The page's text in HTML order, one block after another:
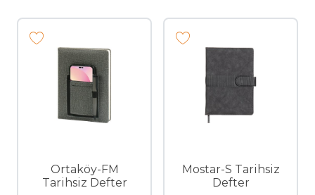
Ortaköy-FM
Tarihsiz Defter
Mostar-S Tarihsiz
Defter